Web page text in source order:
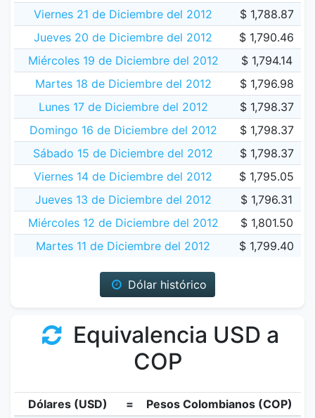
Viernes 21 de Diciembre del 2012
$ 1,788.87
Jueves 20 de Diciembre del 2012
$ 1,790.46
Miércoles 19 de Diciembre del 2012
$ 1,794.14
Martes 18 de Diciembre del 2012
$ 1,796.98
Lunes 17 de Diciembre del 2012
$ 1,798.37
Domingo 16 de Diciembre del 2012
$ 1,798.37
Sábado 15 de Diciembre del 2012
$ 1,798.37
Viernes 14 de Diciembre del 2012
$ 1,795.05
Jueves 13 de Diciembre del 2012
$ 1,796.31
Miércoles 12 de Diciembre del 2012
$ 1,801.50
Martes 11 de Diciembre del 2012
$ 1,799.40
Dólar histórico
Equivalencia USD a
COP
Dólares (USD) =
Pesos Colombianos (COP)